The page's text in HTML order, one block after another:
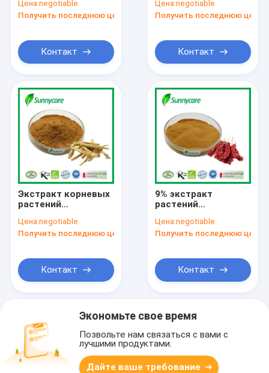
10% Momordica
Charantia Linn
Цена:negotiable
Получить последнюю цену
Контакт
цинарина в порошке
Цена:negotiable
Получить последнюю цену
Контакт
Экстракт корневых
растений
порошке 2,5% 5%
Витанолиды CAS
Цена:negotiable
Получить последнюю цену
Контакт
9% экстракт
растений
порошке экстракт
ягод шизандра
Цена:negotiable
Получить последнюю цену
Контакт
Экономьте свое время
Позвольте нам связаться с вами с
лучшими продуктами.
Дайте ваше требование